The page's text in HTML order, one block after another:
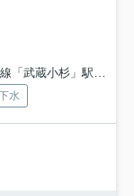
武蔵小杉」駅 徒歩14分
水